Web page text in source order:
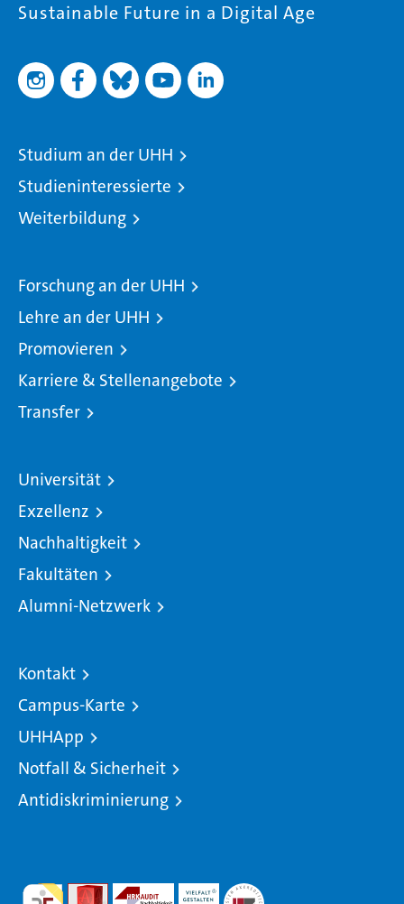
Sustainable Future in a Digital Age
Studium an der UHH
Studieninteressierte
Weiterbildung
Forschung an der UHH
Lehre an der UHH
Promovieren
Karriere & Stellenangebote
Transfer
Universität
Exzellenz
Nachhaltigkeit
Fakultäten
Alumni-Netzwerk
Kontakt
Campus-Karte
UHHApp
Notfall & Sicherheit
Antidiskriminierung